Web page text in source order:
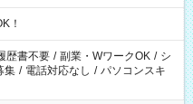
！
歴書不要 / 副業・WワークOK / シ
集 / 電話対応なし / パソコンスキ